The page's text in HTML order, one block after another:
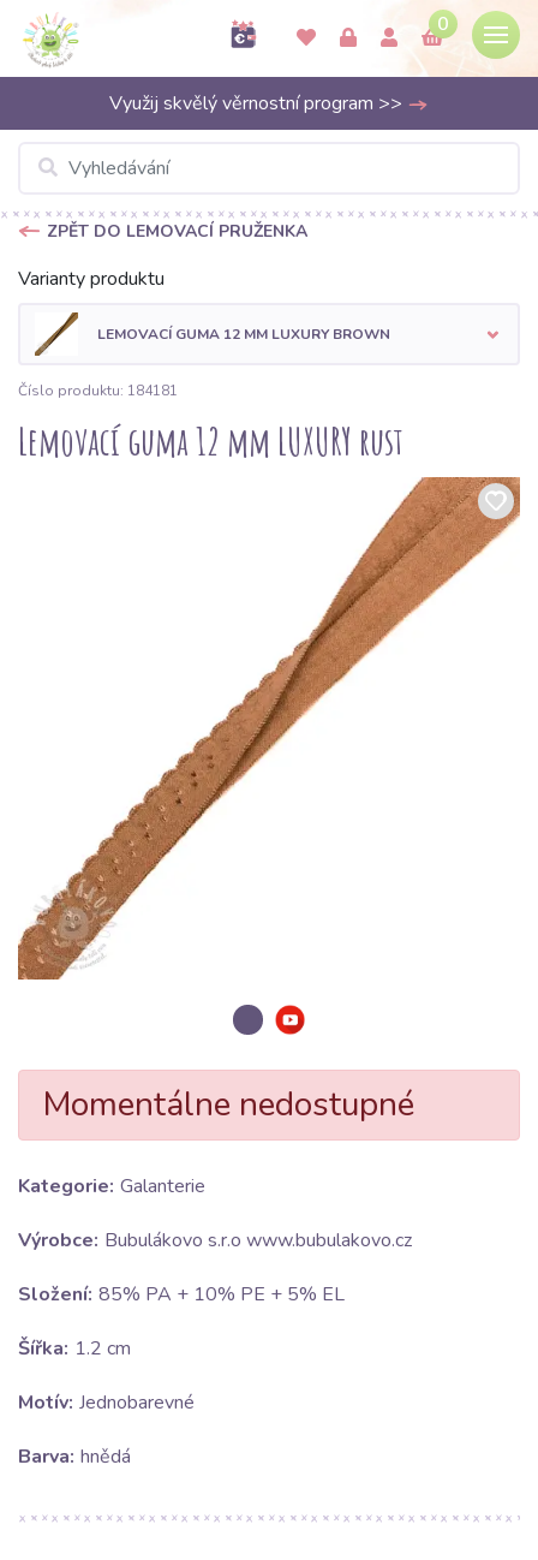
0
Využij skvělý věrnostní program >>
ZPĚT DO LEMOVACÍ PRUŽENKA
Varianty produktu
LEMOVACÍ GUMA 12 MM LUXURY BROWN
Číslo produktu: 184181
Lemovací guma 12 mm LUXURY rust
Momentálne nedostupné
Kategorie: Galanterie
Výrobce: Bubulákovo s.r.o www.bubulakovo.cz
Složení: 85% PA + 10% PE + 5% EL
Šířka: 1.2 cm
Motív: Jednobarevné
Barva: hnědá